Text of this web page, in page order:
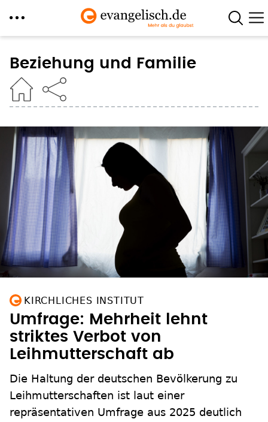
zum
Inhalt
Beziehung und Familie
KIRCHLICHES INSTITUT
Umfrage: Mehrheit lehnt
striktes Verbot von
Leihmutterschaft ab
Die Haltung der deutschen Bevölkerung zu
Leihmutterschaften ist laut einer
repräsentativen Umfrage aus 2025 deutlich